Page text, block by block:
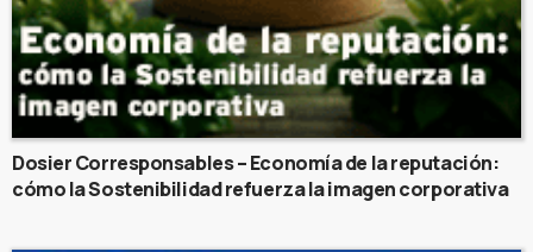
Dosier Corresponsables – Economía de la reputación:
cómo la Sostenibilidad refuerza la imagen corporativa